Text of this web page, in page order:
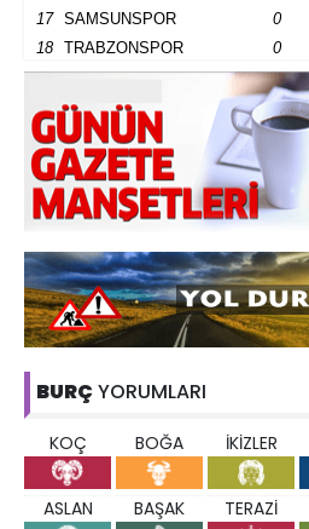
17
SAMSUNSPOR 0
18
TRABZONSPOR 0
BURÇ YORUMLARI
KOÇ BOĞA İKİZLER
ASLAN BAŞAK TERAZİ